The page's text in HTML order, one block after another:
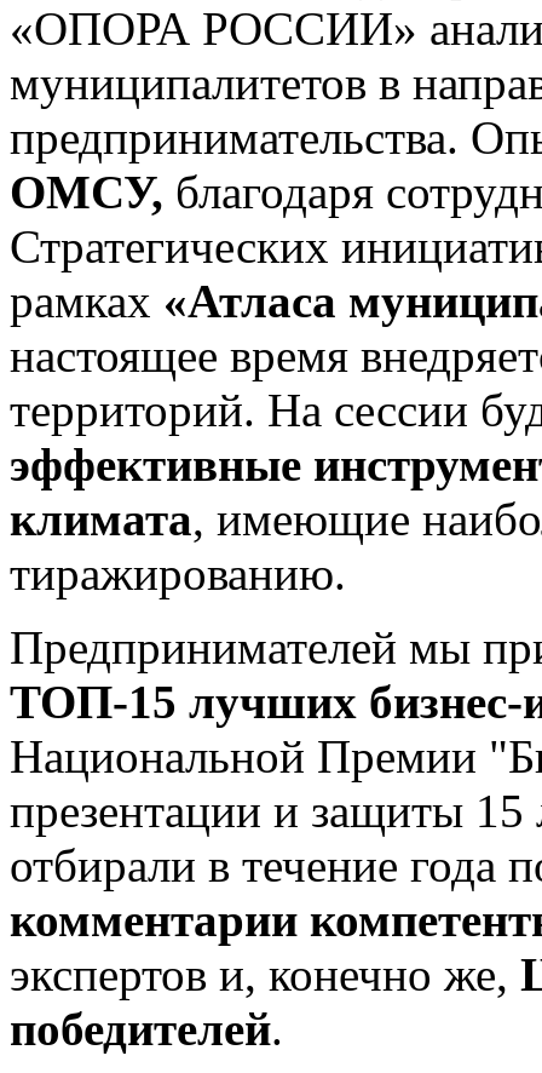
«ОПОРА РОССИИ»
муниципалитетов в
предпринимательcтва.
ОМСУ, благодаря
Стратегических
рамках «Атласа
настоящее время
территорий. На сессии
эффективные
климата, имеющие
тиражированию.
Предпринимателей мы
ТОП-15 лучших бизнес-
Национальной Премии
презентации и защиты
отбирали в течение года
комментарии
экспертов и, конечно же,
победителей.